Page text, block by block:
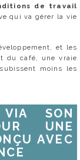
de travail
qui va gérer la vie
et les
du café, une vraie
moins les
VIA SON
UNE
AVEC